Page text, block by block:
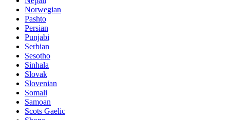
Norwegian
Pashto
Persian
Punjabi
Serbian
Sesotho
Sinhala
Slovak
Slovenian
Somali
Samoan
Scots Gaelic